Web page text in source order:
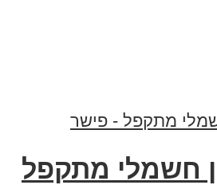
חשמלי מתקפל